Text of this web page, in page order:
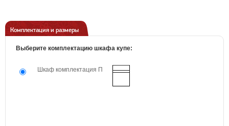
Комплектация и размеры
Выберите комплектацию шкафа купе:
Шкаф комплектация П